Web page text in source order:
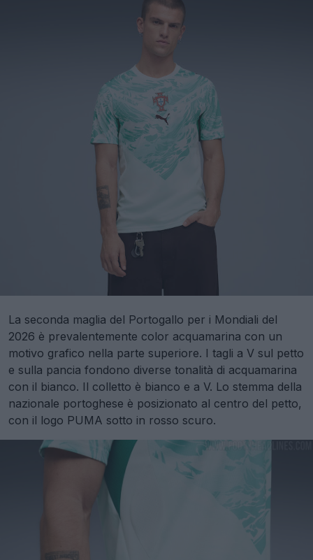
La seconda maglia del Portogallo per i Mondiali del
2026 è prevalentemente color acquamarina con un
motivo grafico nella parte superiore. I tagli a V sul petto
e sulla pancia fondono diverse tonalità di acquamarina
con il bianco. Il colletto è bianco e a V. Lo stemma della
nazionale portoghese è posizionato al centro del petto,
con il logo PUMA sotto in rosso scuro.